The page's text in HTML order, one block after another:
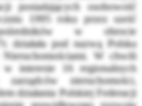
posiadających osobowość
1995 roku przez sześć
w obrocie
działała pod nazwą Polska
W chwili
interesie 16 regionalnych
nieruchomości,
działania Polskiej Federacji